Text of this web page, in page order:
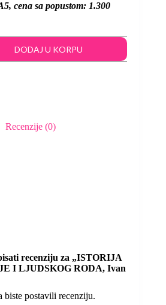
cena sa popustom: 1.300
DODAJ U KORPU
Recenzije (0)
recenziju za „ISTORIJA
I LJUDSKOG RODA, Ivan
biste postavili recenziju.